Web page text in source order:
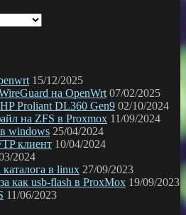
15/12/2025
на OpenWrt 07/02/2025
Proliant DL360 Gen9 02/10/2024
на ZFS в Proxmox 11/09/2024
windows 25/04/2024
клиент 10/04/2024
2024
в linux 27/09/2023
как usb-flash в ProxMox 19/09/2023
11/06/2023